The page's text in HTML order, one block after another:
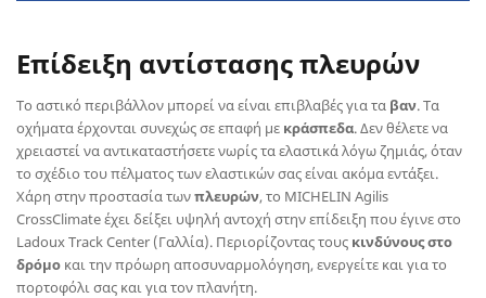
Επίδειξη αντίστασης πλευρών
Το αστικό περιβάλλον μπορεί να είναι επιβλαβές για τα βαν. Τα
οχήματα έρχονται συνεχώς σε επαφή με κράσπεδα. Δεν θέλετε να
χρειαστεί να αντικαταστήσετε νωρίς τα ελαστικά λόγω ζημιάς, όταν
το σχέδιο του πέλματος των ελαστικών σας είναι ακόμα εντάξει.
Χάρη στην προστασία τωνπλευρών, το MICHELIN Agilis
CrossClimate έχει δείξει υψηλή αντοχή στην επίδειξη που έγινε στο
Ladoux Track Center (Γαλλία). Περιορίζοντας τους κινδύνους στο
δρόμο και την πρόωρη αποσυναρμολόγηση, ενεργείτε και για το
πορτοφόλι σας και για τον πλανήτη.